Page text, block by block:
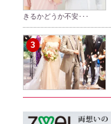
きるかどうか不安･･･
3